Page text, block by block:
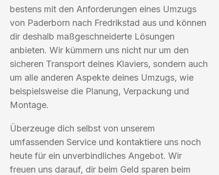
bestens mit den Anforderungen eines Umzugs
von Paderborn nach Fredrikstad aus und können
dir deshalb maßgeschneiderte Lösungen
anbieten. Wir kümmern uns nicht nur um den
sicheren Transport deines Klaviers, sondern auch
um alle anderen Aspekte deines Umzugs, wie
beispielsweise die Planung, Verpackung und
Montage.
Überzeuge dich selbst von unserem
umfassenden Service und kontaktiere uns noch
heute für ein unverbindliches Angebot. Wir
freuen uns darauf, dir beim Geld sparen beim